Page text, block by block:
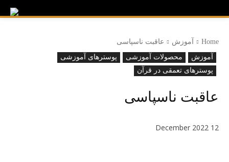
Home آموزش
عاقبت ناسپاسی
آموزش
محصولات آموزشی
پوسترهای آموزشی
پوسترهای تعمقی در قرآن
عاقبت ناسپاسی
12 December 2022